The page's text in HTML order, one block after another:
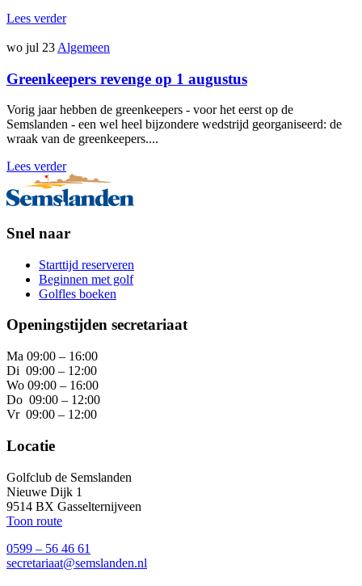
Lees verder
wo jul 23 Algemeen
Greenkeepers revenge op 1 augustus
Vorig jaar hebben de greenkeepers - voor het eerst op de
Semslanden - een wel heel bijzondere wedstrijd georganiseerd: de
wraak van de greenkeepers....
Lees verder
Snel naar
Starttijd reserveren
Beginnen met golf
Golfles boeken
Openingstijden secretariaat
Ma 09:00 – 16:00
Di 09:00 – 12:00
Wo 09:00 – 16:00
Do 09:00 – 12:00
Vr 09:00 – 12:00
Locatie
Golfclub de Semslanden
Nieuwe Dijk 1
9514 BX Gasselternijveen
Toon route
0599 – 56 46 61
secretariaat@semslanden.nl